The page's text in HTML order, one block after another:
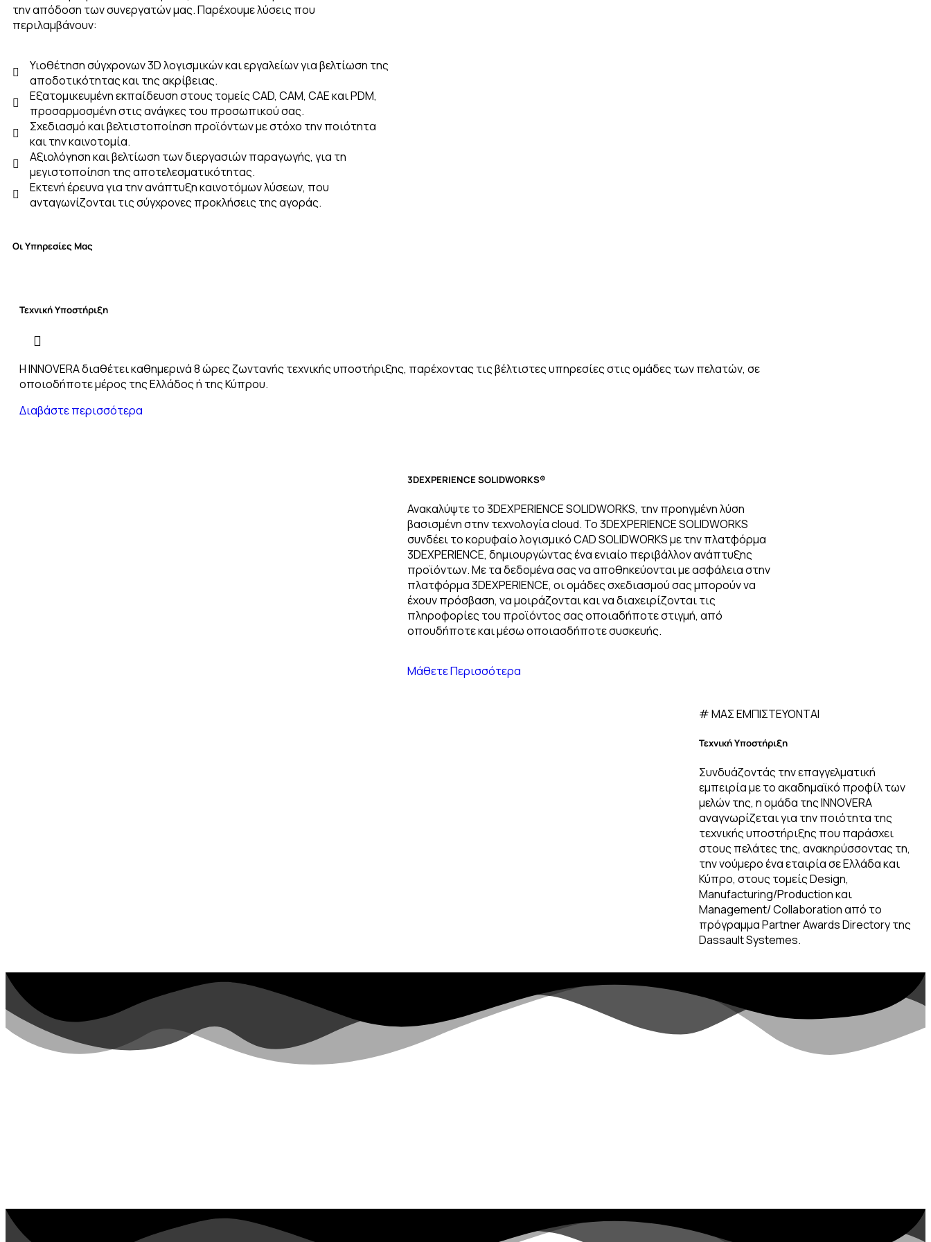
την απόδοση των συνεργατών μας. Παρέχουμε λύσεις που
περιλαμβάνουν:
Υιοθέτηση σύγχρονων 3D λογισμικών και εργαλείων για βελτίωση της
αποδοτικότητας και της ακρίβειας.
Εξατομικευμένη εκπαίδευση στους τομείς CAD, CAM, CAE και PDM,
προσαρμοσμένη στις ανάγκες του προσωπικού σας.
Σχεδιασμό και βελτιστοποίηση προϊόντων με στόχο την ποιότητα
και την καινοτομία.
Αξιολόγηση και βελτίωση των διεργασιών παραγωγής, για τη
μεγιστοποίηση της αποτελεσματικότητας.
Εκτενή έρευνα για την ανάπτυξη καινοτόμων λύσεων, που
ανταγωνίζονται τις σύγχρονες προκλήσεις της αγοράς.
ΟιΥπηρεσίες Μας
Τεχνική Υποστήριξη
H INNOVERA διαθέτει καθημερινά 8 ώρες ζωντανής τεχνικής υποστήριξης, παρέχοντας τις βέλτιστες υπηρεσίες στις ομάδες των πελατών, σε
οποιοδήποτε μέρος της Ελλάδος ή της Κύπρου.
Διαβάστε περισσότερα
3DEXPERIENCE SOLIDWORKS®
Ανακαλύψτε το 3DEXPERIENCE SOLIDWORKS, την προηγμένη λύση
βασισμένη στην τεχνολογία cloud. Το 3DEXPERIENCE SOLIDWORKS
συνδέει το κορυφαίο λογισμικό CAD SOLIDWORKS με την πλατφόρμα
3DEXPERIENCE, δημιουργώντας ένα ενιαίο περιβάλλον ανάπτυξης
προϊόντων. Με τα δεδομένα σας να αποθηκεύονται με ασφάλεια στην
πλατφόρμα 3DEXPERIENCE, οι ομάδες σχεδιασμού σας μπορούν να
έχουν πρόσβαση, να μοιράζονται και να διαχειρίζονται τις
πληροφορίες του προϊόντος σας οποιαδήποτε στιγμή, από
οπουδήποτε και μέσω οποιασδήποτε συσκευής.
Μάθετε Περισσότερα
# ΜΑΣ ΕΜΠΙΣΤΕΥΟΝΤΑΙ
ΤεχνικήΥποστήριξη
Συνδυάζοντάς την επαγγελματική
εμπειρία με το ακαδημαϊκό προφίλ των
μελών της, η ομάδα της INNOVERA
αναγνωρίζεται για την ποιότητα της
τεχνικής υποστήριξης που παράσχει
στους πελάτες της, ανακηρύσσοντας τη,
την νούμερο ένα εταιρία σε Ελλάδα και
Κύπρο, στους τομείς Design,
Manufacturing/Production και
Management/ Collaboration από το
πρόγραμμα Partner Awards Directory της
Dassault Systemes.